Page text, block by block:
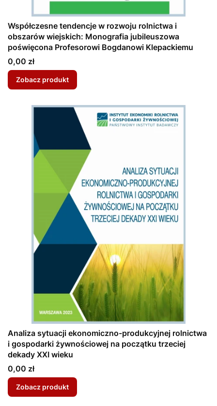
Współczesne tendencje w rozwoju rolnictwa i
obszarów wiejskich: Monografia jubileuszowa
poświęcona Profesorowi Bogdanowi Klepackiemu
Cena
0,00 zł
Zobacz produkt
Analiza sytuacji ekonomiczno-produkcyjnej rolnictwa
i gospodarki żywnościowej na początku trzeciej
dekady XXI wieku
Cena
0,00 zł
Zobacz produkt